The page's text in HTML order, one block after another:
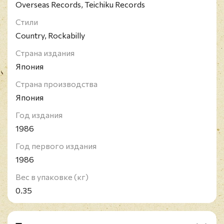
Overseas Records, Teichiku Records
Стили
Country, Rockabilly
Страна издания
Япония
Страна производства
Япония
Год издания
1986
Год первого издания
1986
Вес в упаковке (кг)
0.35